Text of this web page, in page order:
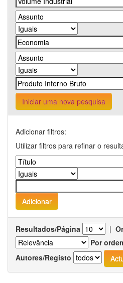
Iniciar uma nova pesquisa
Adicionar filtros:
Utilizar filtros para refinar o
Resultados/Página |
Por
Autores/Registo